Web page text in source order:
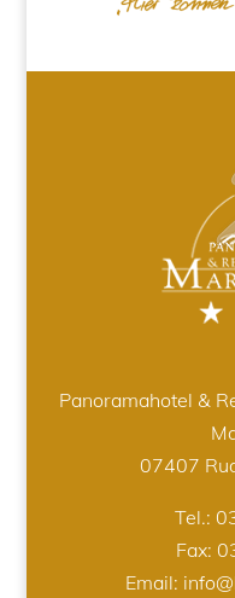
Panoramahotel &
07407
Tel.:
Fax:
Email: